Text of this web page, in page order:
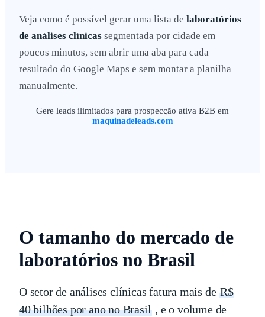
Veja como é possível gerar uma lista de laboratórios
de análises clínicas segmentada por cidade em
poucos minutos, sem abrir uma aba para cada
resultado do Google Maps e sem montar a planilha
manualmente.
Gere leads ilimitados para prospecção ativa B2B em
maquinadeleads.com
O tamanho do mercado de
laboratórios no Brasil
O setor de análises clínicas fatura mais de R$
40 bilhões por ano no Brasil , e o volume de